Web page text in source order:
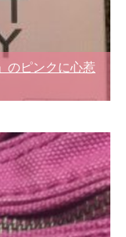
のピンクに心惹